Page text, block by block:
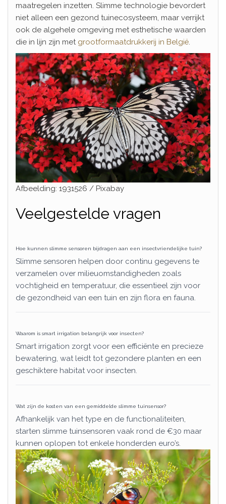
maatregelen inzetten. Slimme technologie bevordert
niet alleen een gezond tuinecosysteem, maar verrijkt
ook de algehele omgeving met esthetische waarden
die in lijn zijn met grootformaatdrukkerij in België.
Afbeelding: 1931526 / Pixabay
Veelgestelde vragen
Hoe kunnen slimme sensoren bijdragen aan een insectvriendelijke tuin?
Slimme sensoren helpen door continu gegevens te
verzamelen over milieuomstandigheden zoals
vochtigheid en temperatuur, die essentieel zijn voor
de gezondheid van een tuin en zijn flora en fauna.
Waarom is smart irrigation belangrijk voor insecten?
Smart irrigation zorgt voor een efficiënte en precieze
bewatering, wat leidt tot gezondere planten en een
geschiktere habitat voor insecten.
Wat zijn de kosten van een gemiddelde slimme tuinsensor?
Afhankelijk van het type en de functionaliteiten,
starten slimme tuinsensoren vaak rond de €30 maar
kunnen oplopen tot enkele honderden euro’s.